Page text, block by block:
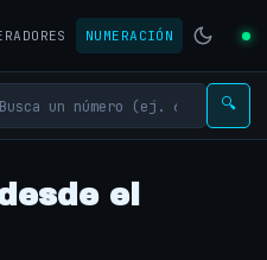
NUMERACIÓN
🔍
el